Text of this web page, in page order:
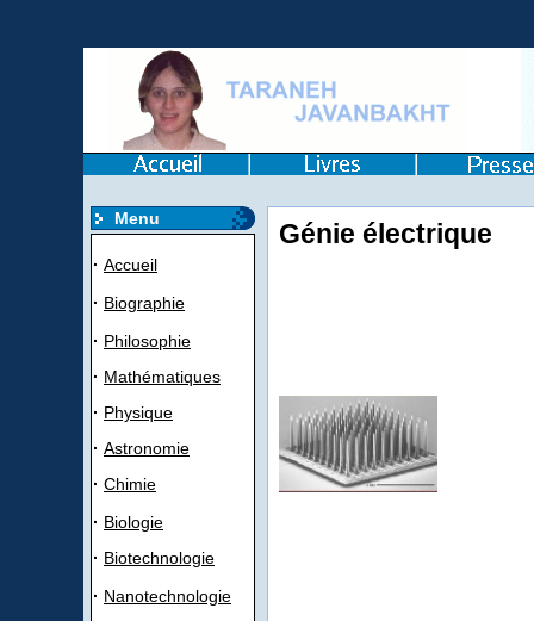
Menu
· Accueil
· Biographie
· Philosophie
· Mathématiques
· Physique
· Astronomie
· Chimie
· Biologie
· Biotechnologie
· Nanotechnologie
Génie électrique